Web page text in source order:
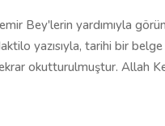
Bey'lerin yardımıyla
yazısıyla, tarihi bir belge
okutturulmuştur. Allah